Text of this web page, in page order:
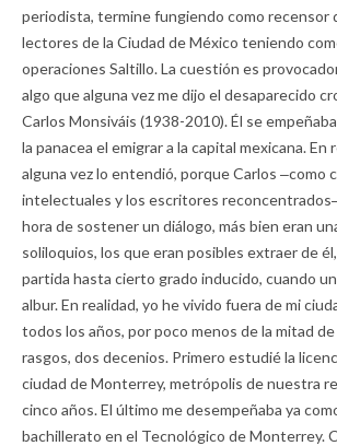
periodista, termine fungiendo como recensor
lectores de la Ciudad de México teniendo
operaciones Saltillo. La cuestión es
algo que alguna vez me dijo el desaparecido
Carlos Monsiváis (1938-2010). Él se
la panacea el emigrar a la capital mexicana. En
alguna vez lo entendió, porque Carlos ‒como
intelectuales y los escritores
hora de sostener un diálogo, más bien eran
soliloquios, los que eran posibles extraer de
partida hasta cierto grado inducido, cuando
albur. En realidad, yo he vivido fuera de mi
todos los años, por poco menos de la mitad de
rasgos, dos decenios. Primero estudié la
ciudad de Monterrey, metrópolis de nuestra
cinco años. El último me desempeñaba ya
bachillerato en el Tecnológico de Monterrey.